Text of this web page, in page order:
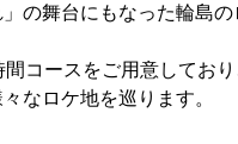
の舞台にもなった輪島
コースをご用意してお
なロケ地を巡ります。